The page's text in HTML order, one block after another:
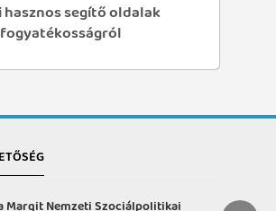
hasznos segítő oldalak
Margit Nemzeti Szociálpolitikai